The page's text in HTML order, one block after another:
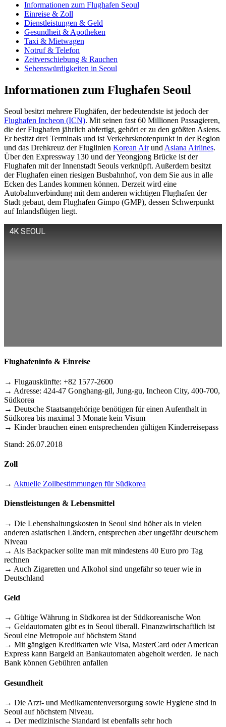
Informationen zum Flughafen Seoul
Einreise & Zoll
Dienstleistungen & Geld
Gesundheit & Apotheken
Taxi & Mietwagen
Notruf & Telefon
Zeitverschiebung & Rauchen
Sehenswürdigkeiten in Seoul
Informationen zum Flughafen Seoul
Seoul besitzt mehrere Flughäfen, der bedeutendste ist jedoch der
Flughafen Incheon (ICN). Mit seinen fast 60 Millionen Passagieren,
die der Flughafen jährlich abfertigt, gehört er zu den größten Asiens.
Er besitzt drei Terminals und ist Verkehrsknotenpunkt in der Region
und das Drehkreuz der Fluglinien Korean Airund Asiana Airlines.
Über den Expressway 130 und der Yeongjong Brücke ist der
Flughafen mit der Innenstadt Seouls verknüpft. Außerdem besitzt
der Flughafen einen riesigen Busbahnhof, von dem Sie aus in alle
Ecken des Landes kommen können. Derzeit wird eine
Autobahnverbindung mit dem anderen wichtigen Flughafen der
Stadt gebaut, dem Flughafen Gimpo (GMP), dessen Schwerpunkt
auf Inlandsflügen liegt.
4K SEOUL
Flughafeninfo & Einreise
→ Flugauskünfte: +82 1577-2600
→ Adresse: 424-47 Gonghang-gil, Jung-gu, Incheon City, 400-700,
Südkorea
→ Deutsche Staatsangehörige benötigen für einen Aufenthalt in
Südkorea bis maximal 3 Monate kein Visum
→ Kinder brauchen einen entsprechenden gültigen Kinderreisepass
Stand: 26.07.2018
Zoll
→ Aktuelle Zollbestimmungen für Südkorea
Dienstleistungen & Lebensmittel
→ Die Lebenshaltungskosten in Seoul sind höher als in vielen
anderen asiatischen Ländern, entsprechen aber ungefähr deutschem
Niveau
→ Als Backpacker sollte man mit mindestens 40 Euro pro Tag
rechnen
→ Auch Zigaretten und Alkohol sind ungefähr so teuer wie in
Deutschland
Geld
→ Gültige Währung in Südkorea ist der Südkoreanische Won
→ Geldautomaten gibt es in Seoul überall. Finanzwirtschaftlich ist
Seoul eine Metropole auf höchstem Stand
→ Mit gängigen Kreditkarten wie Visa, MasterCard oder American
Express kann Bargeld an Bankautomaten abgeholt werden. Je nach
Bank können Gebühren anfallen
Gesundheit
→ Die Arzt- und Medikamentenversorgung sowie Hygiene sind in
Seoul auf höchstem Niveau.
→ Der medizinische Standard ist ebenfalls sehr hoch